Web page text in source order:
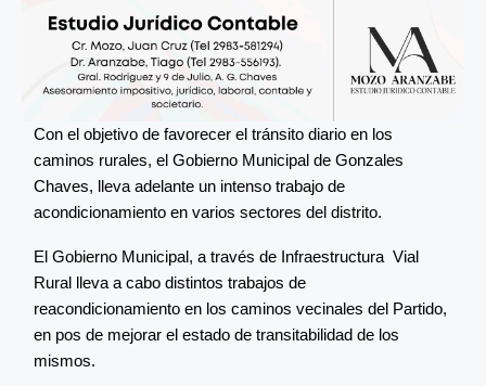
Con el objetivo de favorecer el tránsito diario en los
caminos rurales, el Gobierno Municipal de Gonzales
Chaves, lleva adelante un intenso trabajo de
acondicionamiento en varios sectores del distrito.
El Gobierno Municipal, a través de Infraestructura Vial
Rural lleva a cabo distintos trabajos de
reacondicionamiento en los caminos vecinales del Partido,
en pos de mejorar el estado de transitabilidad de los
mismos.